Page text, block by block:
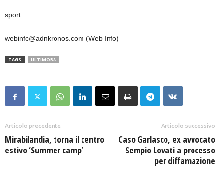
sport
webinfo@adnkronos.com (Web Info)
TAGS ULTIMORA
Articolo precedente
Mirabilandia, torna il centro
estivo ‘Summer camp’
Articolo successivo
Caso Garlasco, ex avvocato
Sempio Lovati a processo
per diffamazione